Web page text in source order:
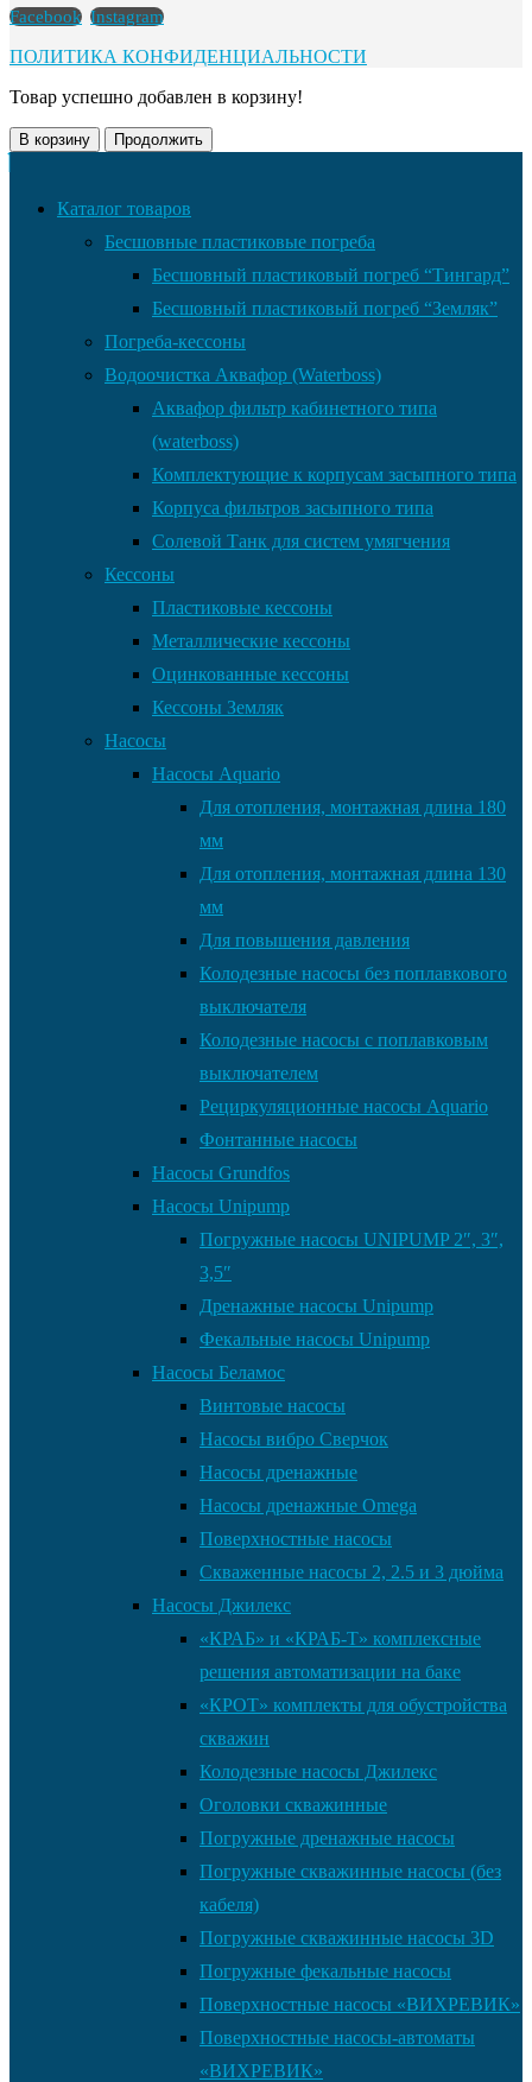
Facebook Instagram
ПОЛИТИКА КОНФИДЕНЦИАЛЬНОСТИ
Товар успешно добавлен в корзину!
В корзину Продолжить
Каталог товаров
Бесшовные пластиковые погреба
Бесшовный пластиковый погреб “Тингард”
Бесшовный пластиковый погреб “Земляк”
Погреба-кессоны
Водоочистка Аквафор (Waterboss)
Аквафор фильтр кабинетного типа
(waterboss)
Комплектующие к корпусам засыпного типа
Корпуса фильтров засыпного типа
Солевой Танк для систем умягчения
Кессоны
Пластиковые кессоны
Металлические кессоны
Оцинкованные кессоны
Кессоны Земляк
Насосы
Насосы Aquario
Для отопления, монтажная длина 180
мм
Для отопления, монтажная длина 130
мм
Для повышения давления
Колодезные насосы без поплавкового
выключателя
Колодезные насосы с поплавковым
выключателем
Рециркуляционные насосы Aquario
Фонтанные насосы
Насосы Grundfos
Насосы Unipump
Погружные насосы UNIPUMP 2″, 3″,
3,5″
Дренажные насосы Unipump
Фекальные насосы Unipump
Насосы Беламос
Винтовые насосы
Насосы вибро Сверчок
Насосы дренажные
Насосы дренажные Omega
Поверхностные насосы
Скваженные насосы 2, 2.5 и 3 дюйма
Насосы Джилекс
«КРАБ» и «КРАБ-Т» комплексные
решения автоматизации на баке
«КРОТ» комплекты для обустройства
скважин
Колодезные насосы Джилекс
Оголовки скважинные
Погружные дренажные насосы
Погружные скважинные насосы (без
кабеля)
Погружные скважинные насосы 3D
Погружные фекальные насосы
Поверхностные насосы «ВИХРЕВИК»
Поверхностные насосы-автоматы
«ВИХРЕВИК»